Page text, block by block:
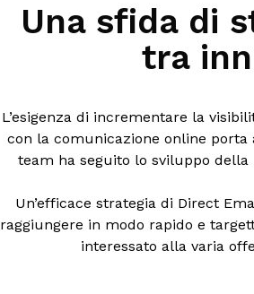
Una sfida di
tra
L’esigenza di incrementare la
con la comunicazione online
team ha seguito lo sviluppo
Un’efficace strategia di Direct
raggiungere in modo rapido e
interessato alla varia